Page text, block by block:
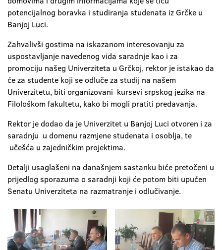
potencijalnog boravka i studiranja studenata iz Grčke u
Banjoj Luci.
Zahvalivši gostima na iskazanom interesovanju za
uspostavljanje navedenog vida saradnje kao i za
promociju našeg Univerziteta u Grčkoj, rektor je istakao da
će za studente koji se odluče za studij na našem
Univerzitetu, biti organizovani kursevi srpskog jezika na
Filološkom fakultetu, kako bi mogli pratiti predavanja.
Rektor je dodao da je Univerzitet u Banjoj Luci otvoren i za
saradnju u domenu razmjene studenata i osoblja, te
učešća u zajedničkim projektima.
Detalji usaglašeni na današnjem sastanku biće pretočeni u
prijedlog sporazuma o saradnji koji će potom biti upućen
Senatu Univerziteta na razmatranje i odlučivanje.